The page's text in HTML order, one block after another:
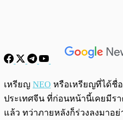
เหรียญ NEO หรือเหรียญที่ได้ชื่
ประเทศจีน ที่ก่อนหน้านี้เคยมีร
แล้ว ทว่าภายหลังก็ร่วงลงมาอ